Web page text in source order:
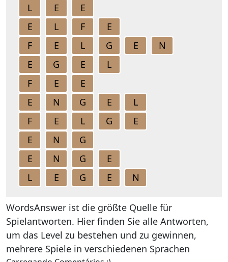
L
E
E
E
L F
E
F
E L G E
N
E
G E
L
F
E
E
E
N G E
L
F
E L G
E
E
N
G
E
N G
E
L
E G E N
WordsAnswer ist die größte Quelle für
Spielantworten. Hier finden Sie alle Antworten,
um das Level zu bestehen und zu gewinnen,
mehrere Spiele in verschiedenen Sprachen